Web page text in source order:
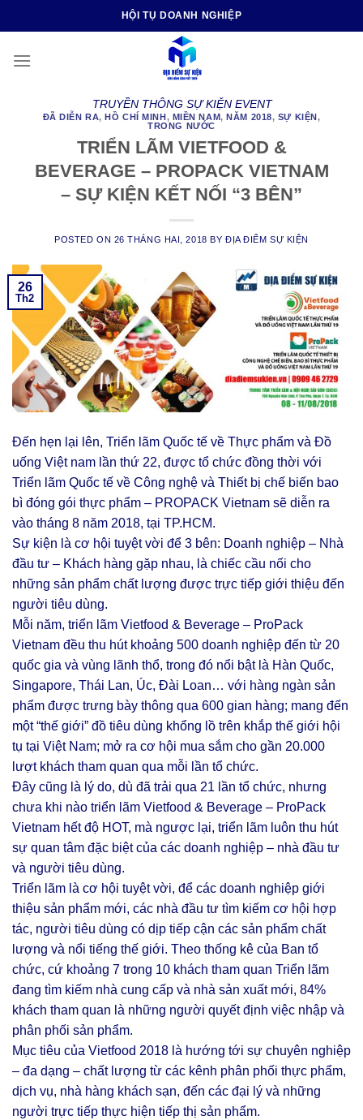
to
HỘI TỤ DOANH NGHIỆP
TRUYỀN THÔNG SỰ KIỆN EVENT
ĐÃ DIỄN RA,HỒ CHÍ MINH, MIỀN NAM,NĂM 2018, SỰ KIỆN,
TRONG NƯỚC
TRIỂN LÃM VIETFOOD &
BEVERAGE – PROPACK VIETNAM
– SỰ KIỆN KẾT NỐI “3 BÊN”
POSTED ON 26 THÁNG HAI, 2018 BY ĐỊA ĐIỂM SỰ KIỆN
26
Th2
Đến hẹn lại lên, Triển lãm Quốc tế về Thực phẩm và Đồ
uống Việt nam lần thứ 22, được tổ chức đồng thời với
Triển lãm Quốc tế về Công nghệ và Thiết bị chế biến bao
bì đóng gói thực phẩm – PROPACK Vietnam sẽ diễn ra
vào tháng 8 năm 2018, tại TP.HCM.
Sự kiện là cơ hội tuyệt vời để 3 bên: Doanh nghiệp – Nhà
đầu tư – Khách hàng gặp nhau, là chiếc cầu nối cho
những sản phẩm chất lượng được trực tiếp giới thiệu đến
người tiêu dùng.
Mỗi năm, triển lãm Vietfood & Beverage – ProPack
Vietnam đều thu hút khoảng 500 doanh nghiệp đến từ 20
quốc gia và vùng lãnh thổ, trong đó nổi bật là Hàn Quốc,
Singapore, Thái Lan, Úc, Đài Loan… với hàng ngàn sản
phẩm được trưng bày thông qua 600 gian hàng; mang đến
một “thế giới” đồ tiêu dùng khổng lồ trên khắp thế giới hội
tụ tại Việt Nam; mở ra cơ hội mua sắm cho gần 20.000
lượt khách tham quan qua mỗi lần tổ chức.
Đây cũng là lý do, dù đã trải qua 21 lần tổ chức, nhưng
chưa khi nào triển lãm Vietfood & Beverage – ProPack
Vietnam hết độ HOT, mà ngược lại, triển lãm luôn thu hút
sự quan tâm đặc biệt của các doanh nghiệp – nhà đầu tư
và người tiêu dùng.
Triển lãm là cơ hội tuyệt vời, để các doanh nghiệp giới
thiệu sản phẩm mới, các nhà đầu tư tìm kiếm cơ hội hợp
tác, người tiêu dùng có dịp tiếp cận các sản phẩm chất
lượng và nổi tiếng thế giới. Theo thống kê của Ban tổ
chức, cứ khoảng 7 trong 10 khách tham quan Triển lãm
đang tìm kiếm nhà cung cấp và nhà sản xuất mới, 84%
khách tham quan là những người quyết định việc nhập và
phân phối sản phẩm.
Mục tiêu của Vietfood 2018 là hướng tới sự chuyên nghiệp
– đa dạng – chất lượng từ các kênh phân phối thực phẩm,
dịch vụ, nhà hàng khách sạn, đến các đại lý và những
người trực tiếp thực hiện tiếp thị sản phẩm.